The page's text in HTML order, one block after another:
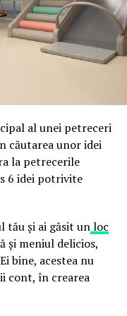
vizuală a unității,
pe toată
de câte sezoane
phishing și
în brand.
Cibernetică (DNSC)
personale și
atentă a
la numărul
folosesc
și mesaje care
acces gratuit la
privind
prin
precum
al unei petreceri
căutarea unor idei
la petrecerile
6 idei potrivite
tău și ai găsit unloc
meniul delicios,
bine, acestea nu
cont, în crearea